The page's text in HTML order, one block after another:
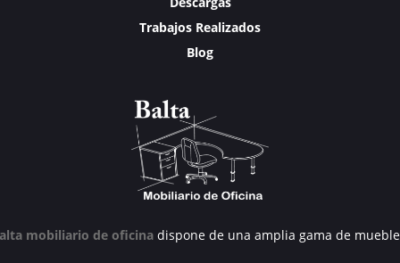
Trabajos Realizados
Blog
mobiliario de oficinadispone de una amplia gama de